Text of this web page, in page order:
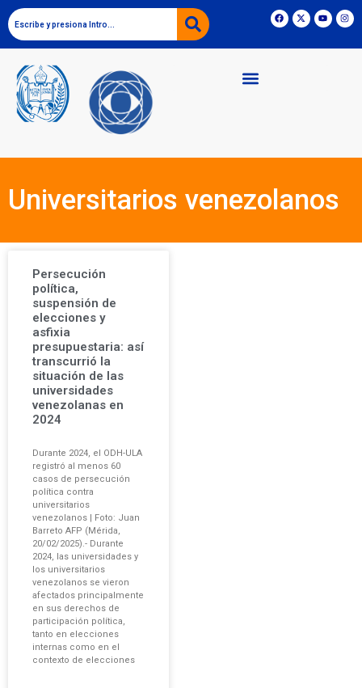
Universitarios venezolanos
Persecución
política,
suspensión de
elecciones y
asfixia
presupuestaria: así
transcurrió la
situación de las
universidades
venezolanas en
2024
Durante 2024, el ODH-ULA
registró al menos 60
casos de persecución
política contra
universitarios
venezolanos | Foto: Juan
Barreto AFP (Mérida,
20/02/2025).- Durante
2024, las universidades y
los universitarios
venezolanos se vieron
afectados principalmente
en sus derechos de
participación política,
tanto en elecciones
internas como en el
contexto de elecciones